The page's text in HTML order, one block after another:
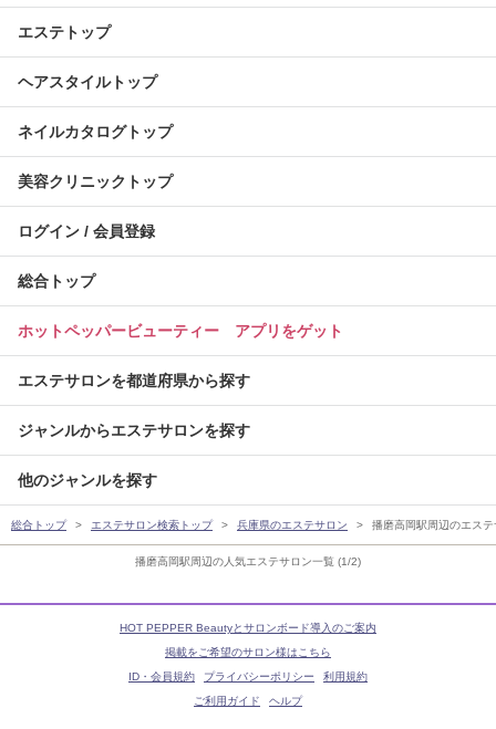
播磨高岡駅周辺の人気エステサロン一覧 (1/2)
エステトップ
ヘアスタイルトップ
ネイルカタログトップ
美容クリニックトップ
ログイン / 会員登録
総合トップ
ホットペッパービューティー アプリをゲット
エステサロンを都道府県から探す
ジャンルからエステサロンを探す
他のジャンルを探す
総合トップ エステサロン検索トップ 兵庫県のエステサロン 播磨高岡駅周辺のエステ
HOT PEPPER Beautyとサロンボード導入のご案内
掲載をご希望のサロン様はこちら
ID・会員規約
プライバシーポリシー
利用規約
ご利用ガイド
ヘルプ